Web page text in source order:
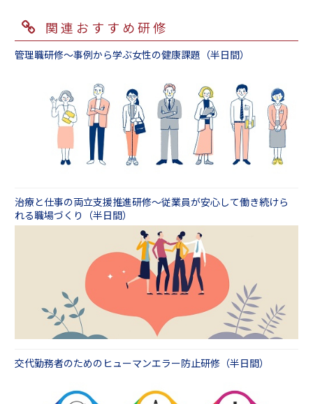
関連おすすめ研修
管理職研修～事例から学ぶ女性の健康課題（半日間）
治療と仕事の両立支援推進研修～従業員が安心して働き続けら
れる職場づくり（半日間）
交代勤務者のためのヒューマンエラー防止研修（半日間）